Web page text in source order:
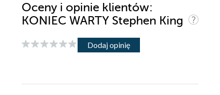
Oceny i opinie klientów:
KONIEC WARTY Stephen King
Dodaj opinię